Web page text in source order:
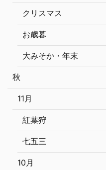
クリスマス
お歳暮
大みそか・年末
秋
11月
紅葉狩
七五三
10月